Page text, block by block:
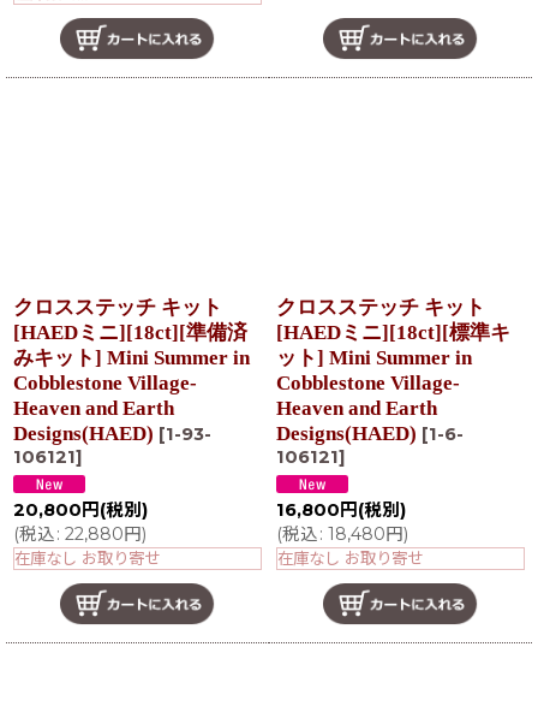
クロスステッチ キット
[HAEDミニ][18ct][準備済
みキット] Mini Summer in
Cobblestone Village-
Heaven and Earth
Designs(HAED) [1-93-
106121]
20,800 円 (税別)
(税込: 22,880円)
在庫なし お取り寄せ
クロスステッチ キット
[HAEDミニ][18ct][標準キ
ット] Mini Summer in
Cobblestone Village-
Heaven and Earth
Designs(HAED) [1-6-
106121]
16,800 円 (税別)
(税込: 18,480円)
在庫なし お取り寄せ